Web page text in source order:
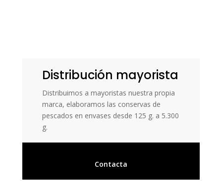
Distribución mayorista
Distribuimos a mayoristas nuestra propia
marca, elaboramos las conservas de
pescados en envases desde 125 g. a 5.300
g.
Contacta